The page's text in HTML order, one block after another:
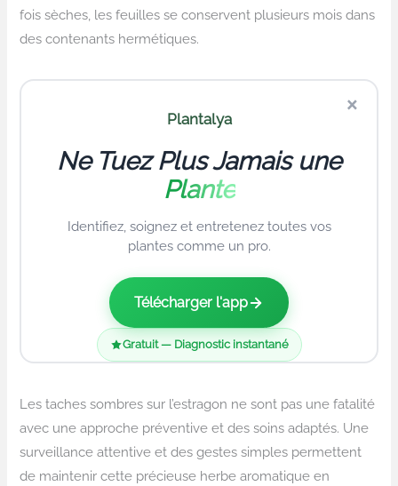
fois sèches, les feuilles se conservent plusieurs mois dans
des contenants hermétiques.
×
Plantalya
Ne Tuez Plus Jamais une
Plante
Identifiez, soignez et entretenez toutes vos
plantes comme un pro.
Télécharger l'app
Gratuit — Diagnostic instantané
Les taches sombres sur l’estragon ne sont pas une fatalité
avec une approche préventive et des soins adaptés. Une
surveillance attentive et des gestes simples permettent
de maintenir cette précieuse herbe aromatique en